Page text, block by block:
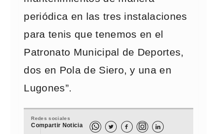
periódica en las tres instalaciones
para tenis que tenemos en el
Patronato Municipal de Deportes,
dos en Pola de Siero, y una en
Lugones”.
Redes sociales
Compartir Noticia   